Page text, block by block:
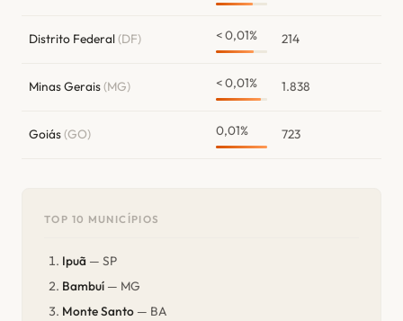
Distrito Federal(DF) < 0,01% 214
Minas Gerais(MG) < 0,01% 1.838
Goiás(GO) 0,01% 723
TOP 10 MUNICÍPIOS
Ipuã — SP
Bambuí — MG
Monte Santo — BA